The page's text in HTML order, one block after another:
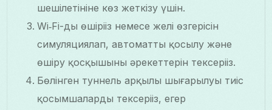
шешілетініне көз жеткізу үшін.
Wi‑Fi-ды өшіріңіз немесе желі өзгерісін
симуляциялап, автоматты қосылу және
өшіру қосқышының әрекеттерін тексеріңіз.
Бөлінген туннель арқылы шығарылуы тиіс
қосымшаларды тексеріңіз, егер